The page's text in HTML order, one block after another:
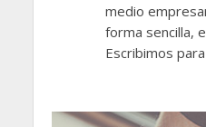
medio
forma sencilla,
Escribimos